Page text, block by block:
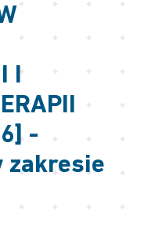
I
-
zakresie